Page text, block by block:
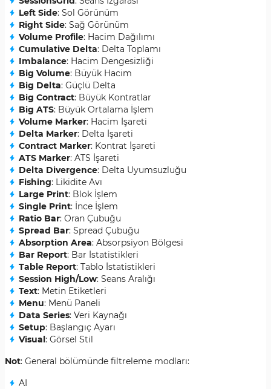
Left Side: Sol Görünüm
Right Side: Sağ Görünüm
Volume Profile: Hacim Dağılımı
Cumulative Delta: Delta Toplamı
Imbalance: Hacim Dengesizliği
Big Volume: Büyük Hacim
Big Delta: Güçlü Delta
Big Contract: Büyük Kontratlar
Big ATS: Büyük Ortalama İşlem
Volume Marker: Hacim İşareti
Delta Marker: Delta İşareti
Contract Marker: Kontrat İşareti
ATS Marker: ATS İşareti
Delta Divergence: Delta Uyumsuzluğu
Fishing: Likidite Avı
Large Print: Blok İşlem
Single Print: İnce İşlem
Ratio Bar: Oran Çubuğu
Spread Bar: Spread Çubuğu
Absorption Area: Absorpsiyon Bölgesi
Bar Report: Bar İstatistikleri
Table Report: Tablo İstatistikleri
Session High/Low: Seans Aralığı
Text: Metin Etiketleri
Menu: Menü Paneli
Data Series: Veri Kaynağı
Setup: Başlangıç Ayarı
Visual: Görsel Stil
Not: General bölümünde filtreleme modları:
AI